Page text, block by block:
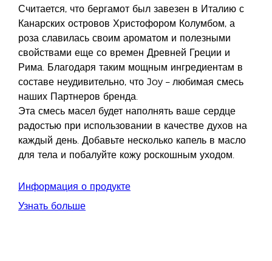
Считается, что бергамот был завезен в Италию с
Канарских островов Христофором Колумбом, а
роза славилась своим ароматом и полезными
свойствами еще со времен Древней Греции и
Рима. Благодаря таким мощным ингредиентам в
составе неудивительно, что Joy – любимая смесь
наших Партнеров бренда.
Эта смесь масел будет наполнять ваше сердце
радостью при использовании в качестве духов на
каждый день. Добавьте несколько капель в масло
для тела и побалуйте кожу роскошным уходом.
Информация о продукте
Узнать больше